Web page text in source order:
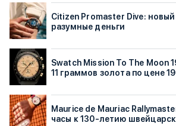
Citizen Promaster Dive:
разумные деньги
Swatch Mission To The Moon
11 граммов золота по цене
Maurice de Mauriac
часы к 130-летию